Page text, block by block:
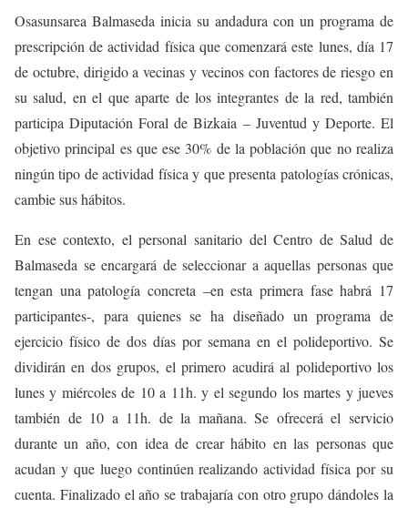
Osasunsarea Balmaseda inicia su andadura con un programa de
prescripción de actividad física que comenzará este lunes, día 17
de octubre, dirigido a vecinas y vecinos con factores de riesgo en
su salud, en el que aparte de los integrantes de la red, también
participa Diputación Foral de Bizkaia – Juventud y Deporte. El
objetivo principal es que ese 30% de la población que no realiza
ningún tipo de actividad física y que presenta patologías crónicas,
cambie sus hábitos.
En ese contexto, el personal sanitario del Centro de Salud de
Balmaseda se encargará de seleccionar a aquellas personas que
tengan una patología concreta –en esta primera fase habrá 17
participantes-, para quienes se ha diseñado un programa de
ejercicio físico de dos días por semana en el polideportivo. Se
dividirán en dos grupos, el primero acudirá al polideportivo los
lunes y miércoles de 10 a 11h. y el segundo los martes y jueves
también de 10 a 11h. de la mañana. Se ofrecerá el servicio
durante un año, con idea de crear hábito en las personas que
acudan y que luego continúen realizando actividad física por su
cuenta. Finalizado el año se trabajaría con otro grupo dándoles la